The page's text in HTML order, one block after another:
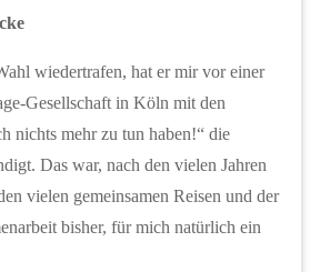
wiedertrafen, hat er mir vor einer
Gesellschaft in Köln mit den
nichts mehr zu tun haben!“ die
Das war, nach den vielen Jahren
vielen gemeinsamen Reisen und der
bisher, für mich natürlich ein